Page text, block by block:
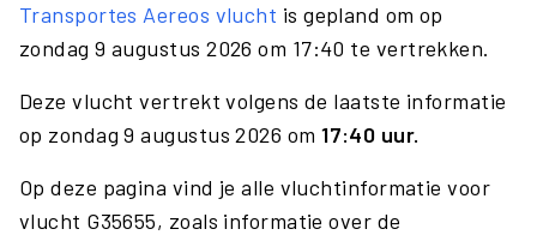
Transportes Aereos vlucht is gepland om op
zondag 9 augustus 2026 om 17:40 te vertrekken.
Deze vlucht vertrekt volgens de laatste informatie
op zondag 9 augustus 2026 om17:40 uur.
Op deze pagina vind je alle vluchtinformatie voor
vlucht G35655, zoals informatie over de